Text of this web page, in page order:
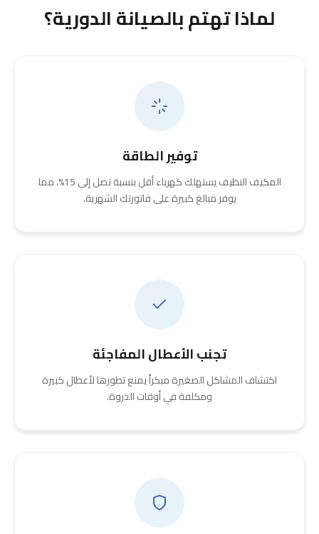
لماذا تهتم بالصيانة الدورية؟
توفير الطاقة
المكيف النظيف يستهلك كهرباء أقل بنسبة تصل إلى 15%، مما
يوفر مبالغ كبيرة على فاتورتك الشهرية.
تجنب الأعطال المفاجئة
اكتشاف المشاكل الصغيرة مبكراً يمنع تطورها لأعطال كبيرة
ومكلفة في أوقات الذروة.